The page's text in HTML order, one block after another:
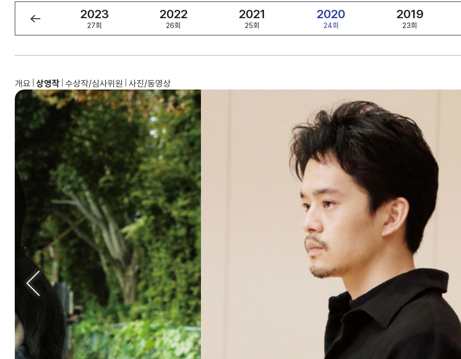
2023
27회
2022
26회
2021
25회
2020
24회
2019
23회
개요 상영작 수상작/심사위원 사진/동영상